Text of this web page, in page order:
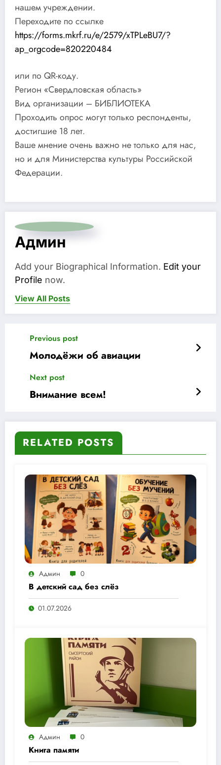
нашем учреждении.
Переходите по ссылке
https://forms.mkrf.ru/e/2579/xTPLeBU7/?
ap_orgcode=820220484
или по QR-коду.
Регион «Свердловская область»
Вид организации – БИБЛИОТЕКА
Проходить опрос могут только респонденты,
достигшие 18 лет.
Ваше мнение очень важно не только для нас,
но и для Министерства культуры Российской
Федерации.
Админ
Add your Biographical Information. Edit your
Profile now.
View All Posts
Previous post
Молодёжи об авиации
Next post
Внимание всем!
RELATED POSTS
Админ 0
В детский сад без слёз
01.07.2026
Админ 0
Книга памяти